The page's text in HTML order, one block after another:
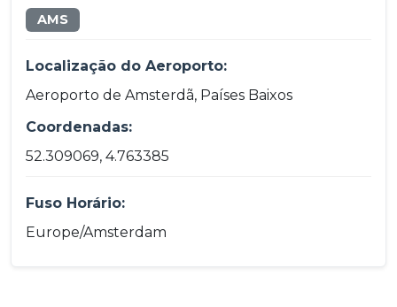
AMS
Localização do Aeroporto:
Aeroporto de Amsterdã, Países Baixos
Coordenadas:
52.309069, 4.763385
Fuso Horário:
Europe/Amsterdam